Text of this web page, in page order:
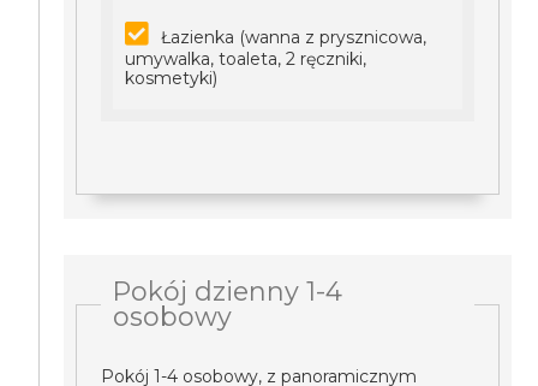
Łazienka (wanna z prysznicowa,
umywalka, toaleta, 2 ręczniki,
kosmetyki)
Pokój dzienny 1-4
osobowy
Pokój 1-4 osobowy, z panoramicznym